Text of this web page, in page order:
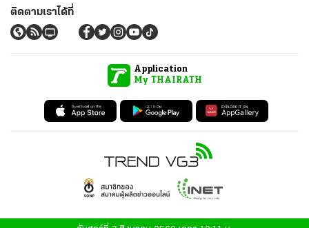
ติดตามเราได้ที่
Application
My THAIRATH